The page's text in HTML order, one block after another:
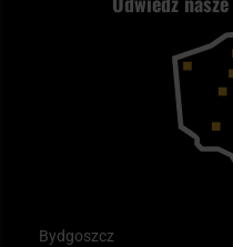
Reklamacje i gwarancja
Bydgoszcz
Kupony i kody rabatowe
Plecak ewakuacyjny